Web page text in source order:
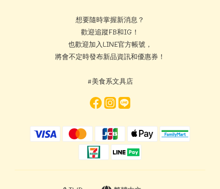
想要隨時掌握新消息？
歡迎追蹤FB和IG！
也歡迎加入LINE官方帳號，
將會不定時發布新品資訊和優惠券！
#美食系文具店